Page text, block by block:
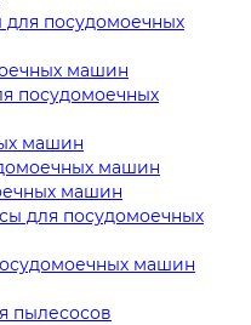
посудомоечных
машин
посудомоечных
машин
машин
машин
для посудомоечных
машин
пылесосов